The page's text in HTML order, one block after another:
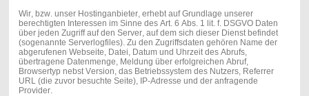
Wir, bzw. unser Hostinganbieter, erhebt auf Grundlage unserer
berechtigten Interessen im Sinne des Art. 6 Abs. 1 lit. f. DSGVO Daten
über jeden Zugriff auf den Server, auf dem sich dieser Dienst befindet
(sogenannte Serverlogfiles). Zu den Zugriffsdaten gehören Name der
abgerufenen Webseite, Datei, Datum und Uhrzeit des Abrufs,
übertragene Datenmenge, Meldung über erfolgreichen Abruf,
Browsertyp nebst Version, das Betriebssystem des Nutzers, Referrer
URL (die zuvor besuchte Seite), IP-Adresse und der anfragende
Provider.